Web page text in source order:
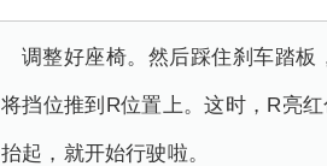
调整好座椅。然后踩住刹车踏板
将挡位推到R位置上。这时，R亮
抬起，就开始行驶啦。